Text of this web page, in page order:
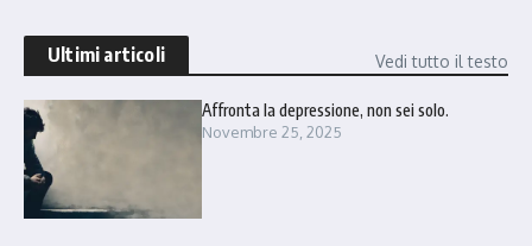
Ultimi articoli Vedi tutto il testo
Affronta la depressione, non sei solo.
Novembre 25, 2025